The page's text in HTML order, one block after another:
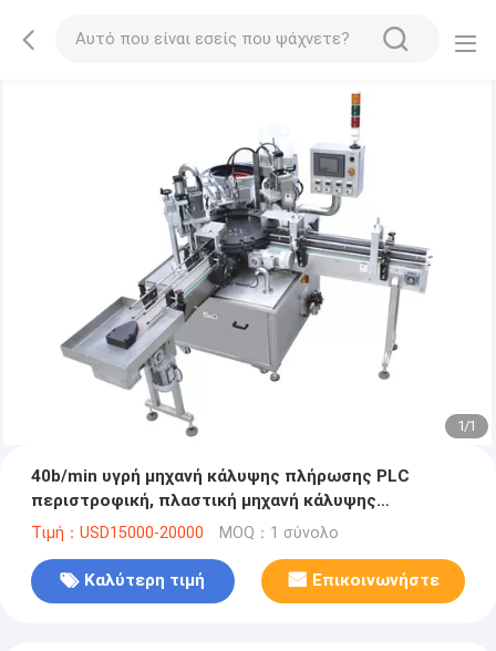
1/1
40b/min υγρή μηχανή κάλυψης πλήρωσης PLC
περιστροφική, πλαστική μηχανή κάλυψης
μπουκαλιών 40bpm
Τιμή：USD15000-20000 MOQ：1 σύνολο
Καλύτερη τιμή Επικοινωνήστε